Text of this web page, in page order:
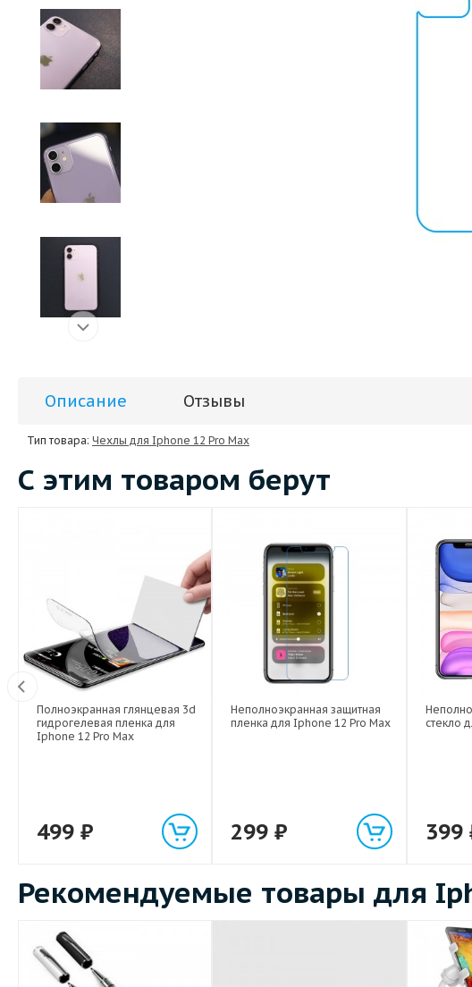
Описание Отзывы
Тип товара: Чехлы для Iphone 12 Pro Max
С этим товаром берут
Полноэкранная глянцевая 3d
гидрогелевая пленка для
Iphone 12 Pro Max
499 ₽
Неполноэкранная защитная
пленка для Iphone 12 Pro Max
299₽
стекло
399
Рекомендуемые товары для